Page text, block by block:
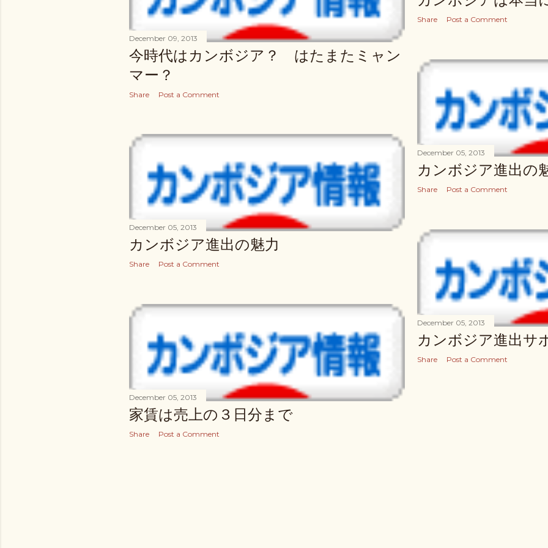
Share Post a Comment
December 09, 2013
今時代はカンボジア？ はたまたミャン
マー？
Share Post a Comment
December 05, 2013
カンボジア進出の
Share Post a Comment
December 05, 2013
カンボジア進出の魅力
Share Post a Comment
December 05, 2013
カンボジア進出サ
Share Post a Comment
December 05, 2013
家賃は売上の３日分まで
Share Post a Comment